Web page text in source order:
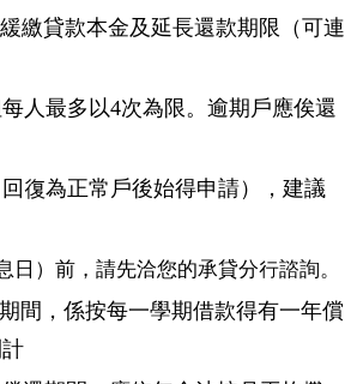
繳貸款本金及延長還款期限（可連
人最多以4次為限。逾期戶應俟還
為正常戶後始得申請），建議
日）前，請先洽您的承貸分行諮詢。
間，係按每一學期借款得有一年償